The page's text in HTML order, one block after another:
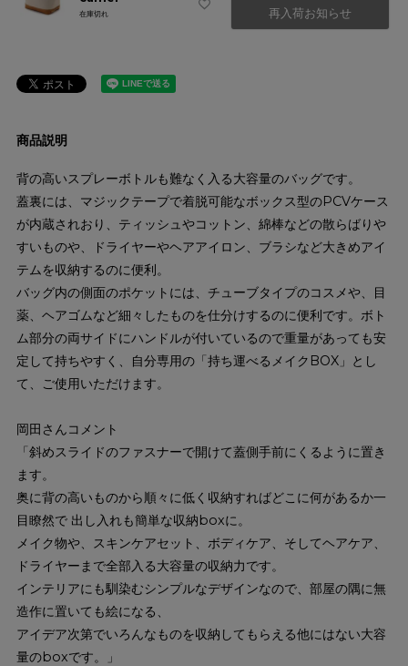
在庫切れ 再入荷お知らせ
商品説明
背の高いスプレーボトルも難なく入る大容量のバッグです。
蓋裏には、マジックテープで着脱可能なボックス型のPCVケース
が内蔵されおり、ティッシュやコットン、綿棒などの散らばりや
すいものや、ドライヤーやヘアアイロン、ブラシなど大きめアイ
テムを収納するのに便利。
バッグ内の側面のポケットには、チューブタイプのコスメや、目
薬、ヘアゴムなど細々したものを仕分けするのに便利です。ボト
ム部分の両サイドにハンドルが付いているので重量があっても安
定して持ちやすく、自分専用の「持ち運べるメイクBOX」とし
て、ご使用いただけます。
岡田さんコメント
「斜めスライドのファスナーで開けて蓋側手前にくるように置き
ます。
奥に背の高いものから順々に低く収納すればどこに何があるか一
目瞭然で 出し入れも簡単な収納boxに。
メイク物や、スキンケアセット、ボディケア、そしてヘアケア、
ドライヤーまで全部入る大容量の収納力です。
インテリアにも馴染むシンプルなデザインなので、部屋の隅に無
造作に置いても絵になる、
アイデア次第でいろんなものを収納してもらえる他にはない大容
量のboxです。」